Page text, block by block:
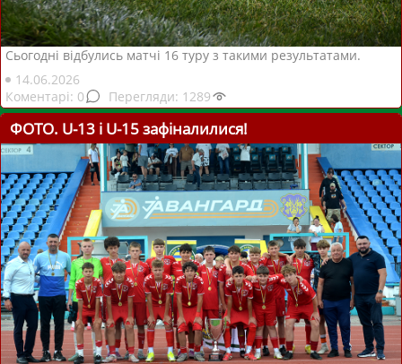
Сьогодні відбулись матчі 16 туру з такими результатами.
14.06.2026
0
1289
ФОТО. U-13 і U-15 зафіналилися!